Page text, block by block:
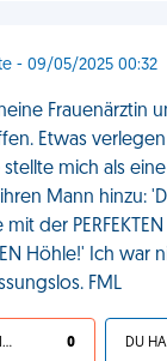
- 09/05/2025 00:32
Frauenärztin
Etwas
mich als
Mann hinzu:
der
Höhle!' Ich war
FML
ICH STIMME ZU, DEIN LEBEN IST SCHEISSE 0